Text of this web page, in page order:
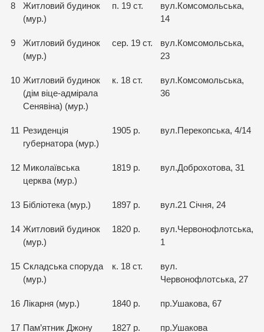
8
Житловий будинок
(мур.)
п. 19 ст.
вул.Комсомольська,
14
9
Житловий будинок
(мур.)
сер. 19 ст.
вул.Комсомольська,
23
10 Житловий будинок
(дім віце-адмірала
Сенявіна) (мур.)
к. 18 ст.
вул.Комсомольська,
36
11 Резиденція
губернатора (мур.)
1905 р. вул.Перекопська, 4/14
12 Миколаївська
церква (мур.)
1819 р. вул.Доброхотова, 31
13 Бібліотека (мур.) 1897 р. вул.21 Січня, 24
14 Житловий будинок
(мур.)
1820 р.
вул.Червонофлотська,
1
15 Складська споруда
(мур.)
к. 18 ст.
вул.
Червонофлотська, 27
16 Лікарня (мур.) 1840 р. пр.Ушакова, 67
17 Пам’ятник Джону
1827 р. пр.Ушакова